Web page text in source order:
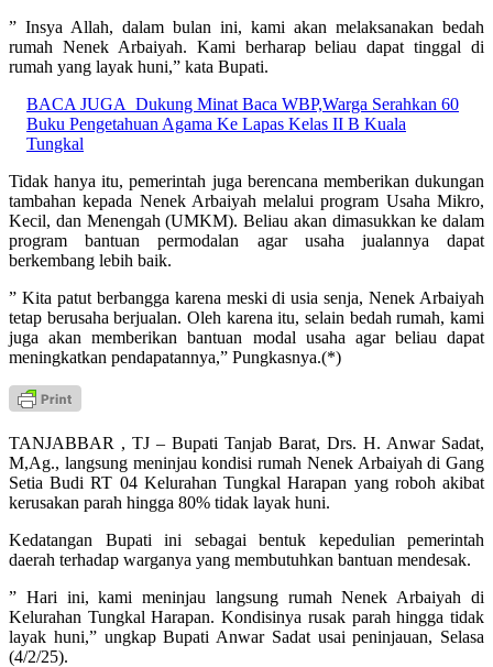
” Insya Allah, dalam bulan ini, kami akan melaksanakan bedah
rumah Nenek Arbaiyah. Kami berharap beliau dapat tinggal di
rumah yang layak huni,” kata Bupati.
BACA JUGA Dukung Minat Baca WBP,Warga Serahkan 60
Buku Pengetahuan Agama Ke Lapas Kelas II B Kuala
Tungkal
Tidak hanya itu, pemerintah juga berencana memberikan dukungan
tambahan kepada Nenek Arbaiyah melalui program Usaha Mikro,
Kecil, dan Menengah (UMKM). Beliau akan dimasukkan ke dalam
program bantuan permodalan agar usaha jualannya dapat
berkembang lebih baik.
” Kita patut berbangga karena meski di usia senja, Nenek Arbaiyah
tetap berusaha berjualan. Oleh karena itu, selain bedah rumah, kami
juga akan memberikan bantuan modal usaha agar beliau dapat
meningkatkan pendapatannya,” Pungkasnya.(*)
TANJABBAR , TJ – Bupati Tanjab Barat, Drs. H. Anwar Sadat,
M,Ag., langsung meninjau kondisi rumah Nenek Arbaiyah di Gang
Setia Budi RT 04 Kelurahan Tungkal Harapan yang roboh akibat
kerusakan parah hingga 80% tidak layak huni.
Kedatangan Bupati ini sebagai bentuk kepedulian pemerintah
daerah terhadap warganya yang membutuhkan bantuan mendesak.
” Hari ini, kami meninjau langsung rumah Nenek Arbaiyah di
Kelurahan Tungkal Harapan. Kondisinya rusak parah hingga tidak
layak huni,” ungkap Bupati Anwar Sadat usai peninjauan, Selasa
(4/2/25).